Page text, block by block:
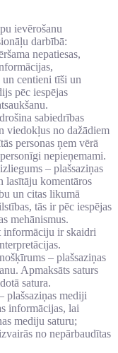
ievērošanu
darbībā:
nepatiesas,
un centieni tīši un
pēc iespējas
sabiedrības
viedokļus no dažādiem
personas ņem vērā
nepieņemami.
– plašsaziņas
lasītāju komentāros
un citas likumā
tās ir pēc iespējas
mehānismus.
informāciju ir skaidri
– plašsaziņas
Apmaksāts saturs
satura.
plašsaziņas mediji
informācijas, lai
mediju saturu;
no nepārbaudītas